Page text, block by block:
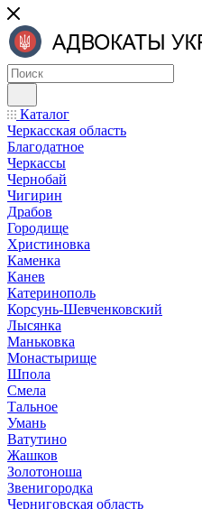
Каталог
Черкасская область
Благодатное
Черкассы
Чернобай
Чигирин
Драбов
Городище
Христиновка
Каменка
Канев
Катеринополь
Корсунь-Шевченковский
Лысянка
Маньковка
Монастырище
Шпола
Смела
Тальное
Умань
Ватутино
Жашков
Золотоноша
Звенигородка
Черниговская область